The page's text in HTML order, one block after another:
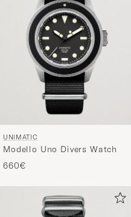
UNIMATIC
Modello Uno Divers Watch
660€